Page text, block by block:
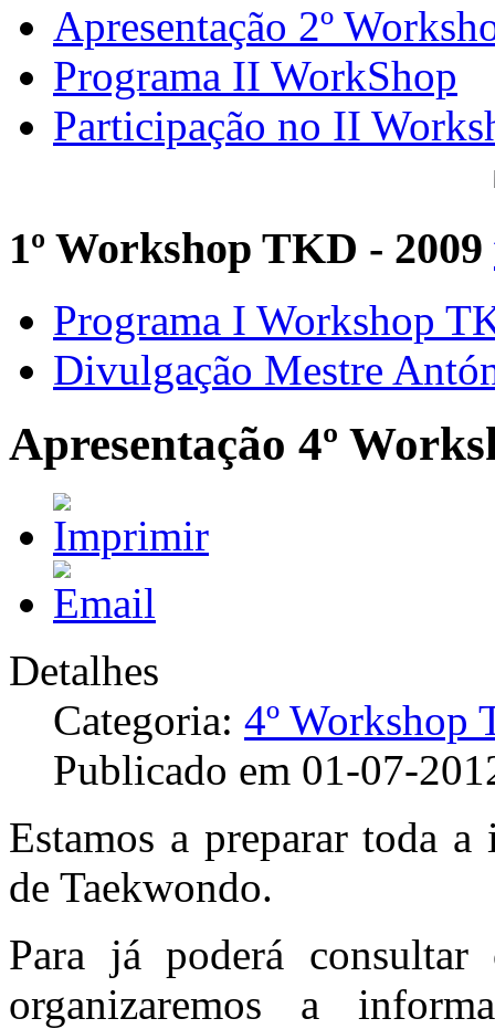
Apresentação 2º
Programa II WorkShop
Participação no II
1º Workshop TKD - 2009
Programa I Workshop
Divulgação Mestre
Apresentação 4º
Detalhes
Categoria: 4º Workshop
Publicado em 01-07-
Estamos a preparar toda
de Taekwondo.
Para já poderá
organizaremos a